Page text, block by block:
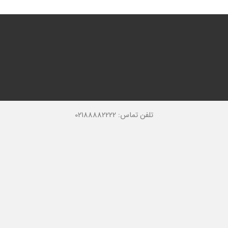
تلفن تماس: 02188882222